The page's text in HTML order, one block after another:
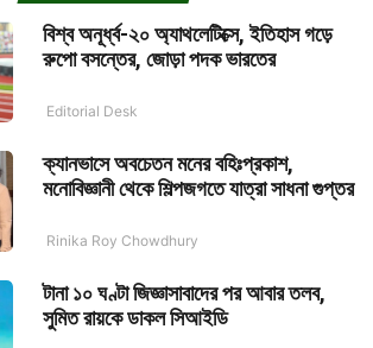
বিশ্ব অনূর্ধ্ব-২০ অ্যাথলেটিক্সে, ইতিহাস গড়ে
রুপো বসন্তের, জোড়া পদক ভারতের
Editorial Desk
ক্যানভাসে অবচেতন মনের বহিঃপ্রকাশ,
মনোবিজ্ঞানী থেকে শিল্পজগতে যাত্রা সাধনা গুপ্তর
Rinika Roy Chowdhury
টানা ১০ ঘণ্টা জিজ্ঞাসাবাদের পর আবার তলব,
সুমিত রায়কে ডাকল সিআইডি